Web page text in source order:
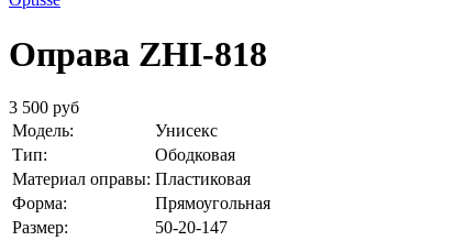
Оправа ZHI-818
3 500 руб
Модель:
Унисекс
Тип:
Ободковая
Материал оправы: Пластиковая
Форма:
Прямоугольная
Размер:
50-20-147